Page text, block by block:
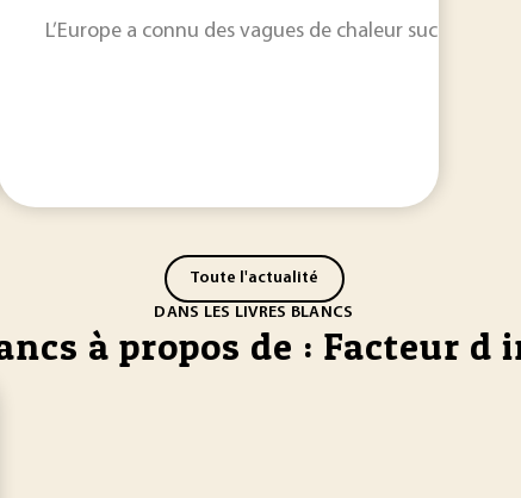
un accord de libre-échange présenté comme
L’Europe a connu des vagues de chaleur
Toute l'actualité
DANS LES LIVRES BLANCS
à propos de : Facteur d